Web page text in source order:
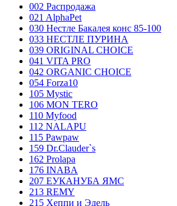
002 Распродажа
021 AlphaPet
030 Нестле Бакалея конc 85-100
033 НЕСТЛЕ ПУРИНА
039 ORIGINAL CHOICE
041 VITA PRO
042 ORGANIC CHOICE
054 Forza10
105 Mystic
106 MON TERO
110 Myfood
112 NALAPU
115 Pawpaw
159 Dr.Clauder`s
162 Prolapa
176 INABA
207 ЕУКАНУБА ЯМС
213 REMY
215 Хеппи и Эдель